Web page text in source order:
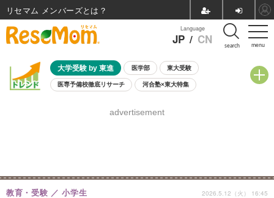
menu
Language
JP / CN search
大学受験 by 東進 医学部 東大受験
医専予備校徹底リサーチ 河合塾×東大特集
8月開催学校説明会・相談会
advertisement
教育・受験 小学生 2026.5.12（火） 16:45
リセマム メンバーズ